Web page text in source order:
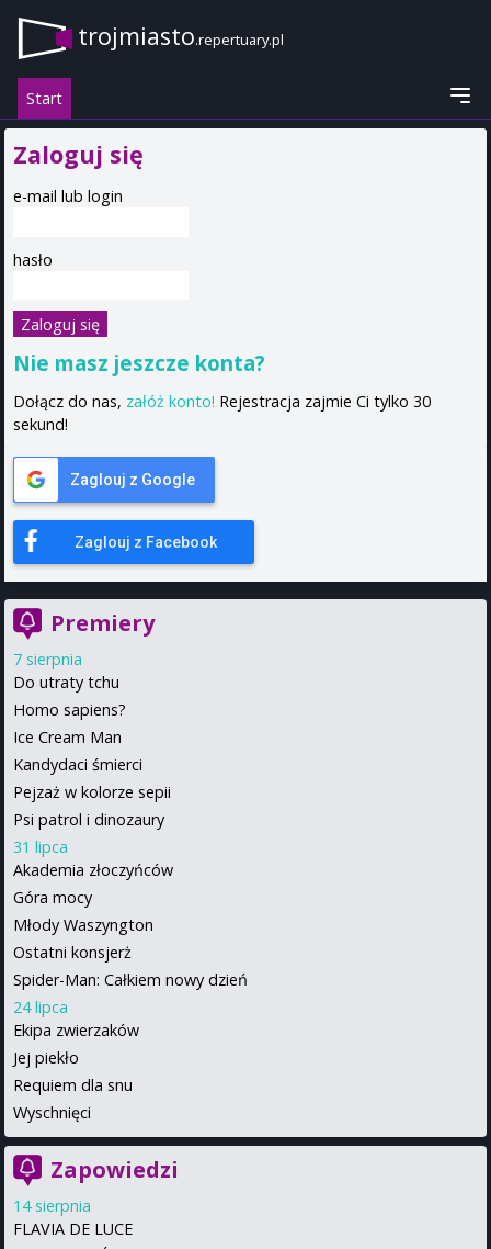
trojmiasto.repertuary.pl
Start
Zaloguj się
e-mail lub login
hasło
Nie masz jeszcze konta?
Dołącz do nas, załóż konto! Rejestracja zajmie Ci tylko 30
sekund!
Zaglouj z Google
Zaglouj z Facebook
Premiery
7 sierpnia
Do utraty tchu
Homo sapiens?
Ice Cream Man
Kandydaci śmierci
Pejzaż w kolorze sepii
Psi patrol i dinozaury
31 lipca
Akademia złoczyńców
Góra mocy
Młody Waszyngton
Ostatni konsjerż
Spider-Man: Całkiem nowy dzień
24 lipca
Ekipa zwierzaków
Jej piekło
Requiem dla snu
Wyschnięci
Zapowiedzi
14 sierpnia
FLAVIA DE LUCE